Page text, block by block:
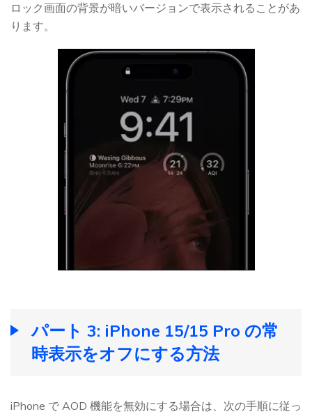
ロック画面の背景が暗いバージョンで表示されることがあ
ります。
パート 3: iPhone 15/15 Pro の常
時表示をオフにする方法
iPhone で AOD 機能を無効にする場合は、次の手順に従っ